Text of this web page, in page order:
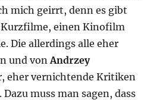
mich geirrt, denn es gibt
Kurzfilme, einen Kinofilm
Die allerdings alle eher
und vonAndrzey
eher vernichtende Kritiken
muss man sagen, dass